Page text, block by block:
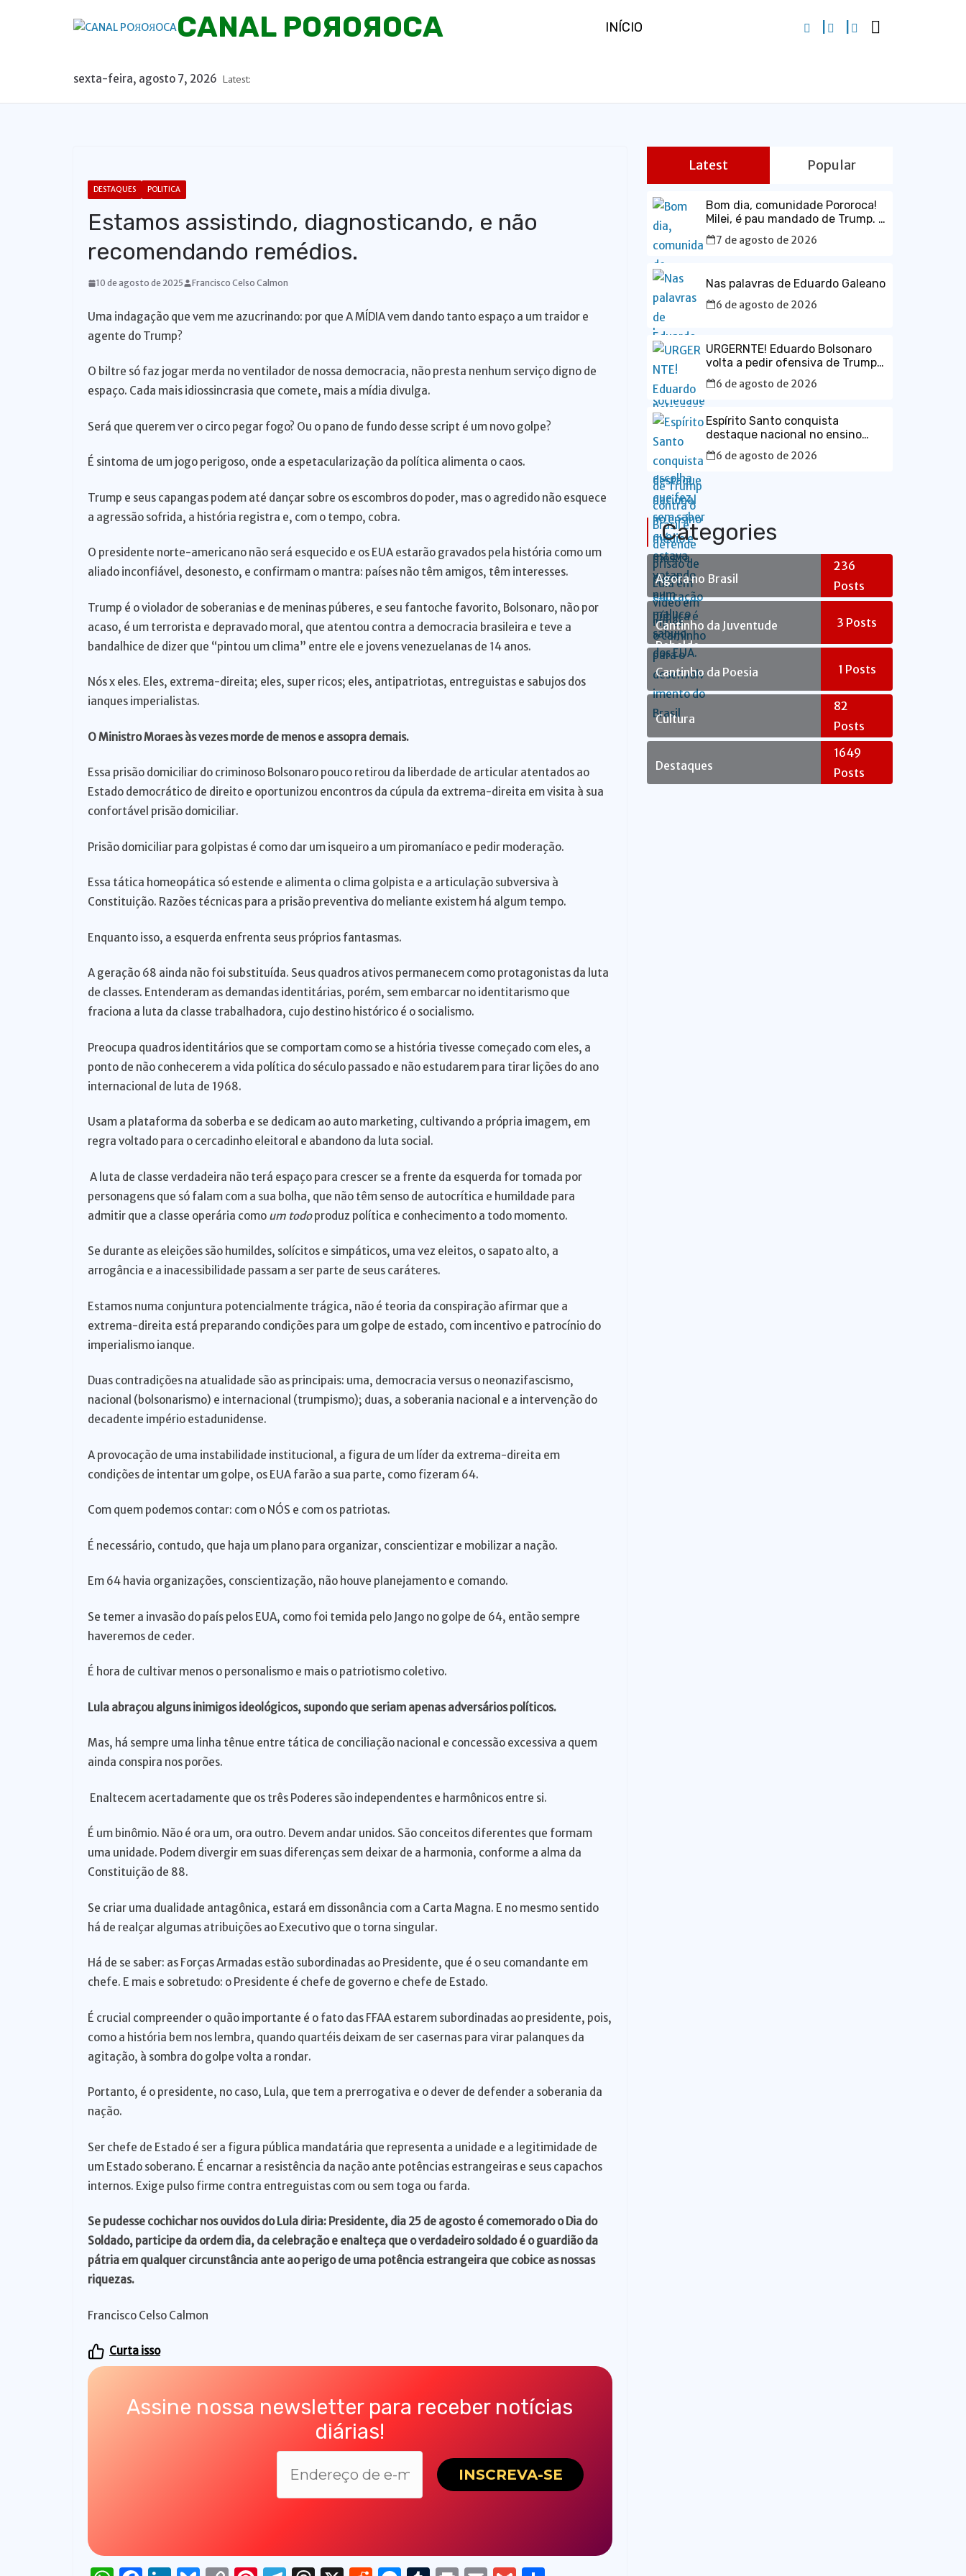
p
CANAL POЯOЯOCA INÍCIO
sexta-feira, agosto 7, 2026 Latest:
DESTAQUES POLITICA
Estamos assistindo, diagnosticando, e não
recomendando remédios.
10 de agosto de 2025 Francisco Celso Calmon
Uma indagação que vem me azucrinando: por que A MÍDIA vem dando tanto espaço a um traidor e
agente do Trump?
O biltre só faz jogar merda no ventilador de nossa democracia, não presta nenhum serviço digno de
espaço. Cada mais idiossincrasia que comete, mais a mídia divulga.
Será que querem ver o circo pegar fogo? Ou o pano de fundo desse script é um novo golpe?
É sintoma de um jogo perigoso, onde a espetacularização da política alimenta o caos.
Trump e seus capangas podem até dançar sobre os escombros do poder, mas o agredido não esquece
a agressão sofrida, a história registra e, com o tempo, cobra.
O presidente norte-americano não será esquecido e os EUA estarão gravados pela história como um
aliado inconfiável, desonesto, e confirmam o mantra: países não têm amigos, têm interesses.
Trump é o violador de soberanias e de meninas púberes, e seu fantoche favorito, Bolsonaro, não por
acaso, é um terrorista e depravado moral, que atentou contra a democracia brasileira e teve a
bandalhice de dizer que “pintou um clima” entre ele e jovens venezuelanas de 14 anos.
Nós x eles. Eles, extrema-direita; eles, super ricos; eles, antipatriotas, entreguistas e sabujos dos
ianques imperialistas.
O Ministro Moraes às vezes morde de menos e assopra demais.
Essa prisão domiciliar do criminoso Bolsonaro pouco retirou da liberdade de articular atentados ao
Estado democrático de direito e oportunizou encontros da cúpula da extrema-direita em visita à sua
confortável prisão domiciliar.
Prisão domiciliar para golpistas é como dar um isqueiro a um piromaníaco e pedir moderação.
Essa tática homeopática só estende e alimenta o clima golpista e a articulação subversiva à
Constituição. Razões técnicas para a prisão preventiva do meliante existem há algum tempo.
Enquanto isso, a esquerda enfrenta seus próprios fantasmas.
A geração 68 ainda não foi substituída. Seus quadros ativos permanecem como protagonistas da luta
de classes. Entenderam as demandas identitárias, porém, sem embarcar no identitarismo que
fraciona a luta da classe trabalhadora, cujo destino histórico é o socialismo.
Preocupa quadros identitários que se comportam como se a história tivesse começado com eles, a
ponto de não conhecerem a vida política do século passado e não estudarem para tirar lições do ano
internacional de luta de 1968.
Usam a plataforma da soberba e se dedicam ao auto marketing, cultivando a própria imagem, em
regra voltado para o cercadinho eleitoral e abandono da luta social.
A luta de classe verdadeira não terá espaço para crescer se a frente da esquerda for tomada por
personagens que só falam com a sua bolha, que não têm senso de autocrítica e humildade para
admitir que a classe operária como um todoproduz política e conhecimento a todo momento.
Se durante as eleições são humildes, solícitos e simpáticos, uma vez eleitos, o sapato alto, a
arrogância e a inacessibilidade passam a ser parte de seus caráteres.
Estamos numa conjuntura potencialmente trágica, não é teoria da conspiração afirmar que a
extrema-direita está preparando condições para um golpe de estado, com incentivo e patrocínio do
imperialismo ianque.
Duas contradições na atualidade são as principais: uma, democracia versus o neonazifascismo,
nacional (bolsonarismo) e internacional (trumpismo); duas, a soberania nacional e a intervenção do
decadente império estadunidense.
A provocação de uma instabilidade institucional, a figura de um líder da extrema-direita em
condições de intentar um golpe, os EUA farão a sua parte, como fizeram 64.
Com quem podemos contar: com o NÓS e com os patriotas.
É necessário, contudo, que haja um plano para organizar, conscientizar e mobilizar a nação.
Em 64 havia organizações, conscientização, não houve planejamento e comando.
Se temer a invasão do país pelos EUA, como foi temida pelo Jango no golpe de 64, então sempre
haveremos de ceder.
É hora de cultivar menos o personalismo e mais o patriotismo coletivo.
Lula abraçou alguns inimigos ideológicos, supondo que seriam apenas adversários políticos.
Mas, há sempre uma linha tênue entre tática de conciliação nacional e concessão excessiva a quem
ainda conspira nos porões.
Enaltecem acertadamente que os três Poderes são independentes e harmônicos entre si.
É um binômio. Não é ora um, ora outro. Devem andar unidos. São conceitos diferentes que formam
uma unidade. Podem divergir em suas diferenças sem deixar de a harmonia, conforme a alma da
Constituição de 88.
Se criar uma dualidade antagônica, estará em dissonância com a Carta Magna. E no mesmo sentido
há de realçar algumas atribuições ao Executivo que o torna singular.
Há de se saber: as Forças Armadas estão subordinadas ao Presidente, que é o seu comandante em
chefe. E mais e sobretudo: o Presidente é chefe de governo e chefe de Estado.
É crucial compreender o quão importante é o fato das FFAA estarem subordinadas ao presidente, pois,
como a história bem nos lembra, quando quartéis deixam de ser casernas para virar palanques da
agitação, à sombra do golpe volta a rondar.
Portanto, é o presidente, no caso, Lula, que tem a prerrogativa e o dever de defender a soberania da
nação.
Ser chefe de Estado é ser a figura pública mandatária que representa a unidade e a legitimidade de
um Estado soberano. É encarnar a resistência da nação ante potências estrangeiras e seus capachos
internos. Exige pulso firme contra entreguistas com ou sem toga ou farda.
Se pudesse cochichar nos ouvidos do Lula diria: Presidente, dia 25 de agosto é comemorado o Dia do
Soldado, participe da ordem dia, da celebração e enalteça que o verdadeiro soldado é o guardião da
pátria em qualquer circunstância ante ao perigo de uma potência estrangeira que cobice as nossas
riquezas.
Francisco Celso Calmon
Curta isso
Assine nossa newsletter para receber notícias
diárias!
Latest Popular
Bom dia, comunidade Pororoca!
Milei, é pau mandado de Trump. A
sociedade Argentina está a
lastimar a escolha que fez, sem
7 de agosto de 2026
Nas palavras de Eduardo Galeano
6 de agosto de 2026
URGERNTE! Eduardo Bolsonaro
volta a pedir ofensiva de Trump
contra o Brasil e defende prisão
de Lula em vídeo em inglês
6 de agosto de 2026
Espírito Santo conquista
destaque nacional no ensino
médio e mostra que a educação
pública é o caminho para o
6 de agosto de 2026
Categories
Agora no Brasil
236
Posts
Cantinho da Juventude
Rebelde
3 Posts
Cantinho da Poesia 1 Posts
Cultura
82
Posts
Destaques
1649
Posts